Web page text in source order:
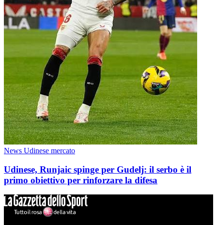
News Udinese mercato
Udinese, Runjaic spinge per Gudelj: il serbo è il
primo obiettivo per rinforzare la difesa